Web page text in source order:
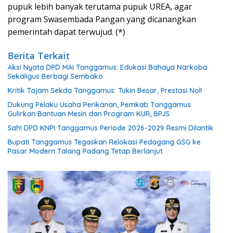
pupuk lebih banyak terutama pupuk UREA, agar
program Swasembada Pangan yang dicanangkan
pemerintah dapat terwujud. (*)
Berita Terkait
Aksi Nyata DPD MAI Tanggamus: Edukasi Bahaya Narkoba
Sekaligus Berbagi Sembako
Kritik Tajam Sekda Tanggamus: Tukin Besar, Prestasi Nol!
Dukung Pelaku Usaha Perikanan, Pemkab Tanggamus
Gulirkan Bantuan Mesin dan Program KUR, BPJS
Sah! DPD KNPI Tanggamus Periode 2026-2029 Resmi Dilantik
Bupati Tanggamus Tegaskan Relokasi Pedagang GSG ke
Pasar Modern Talang Padang Tetap Berlanjut